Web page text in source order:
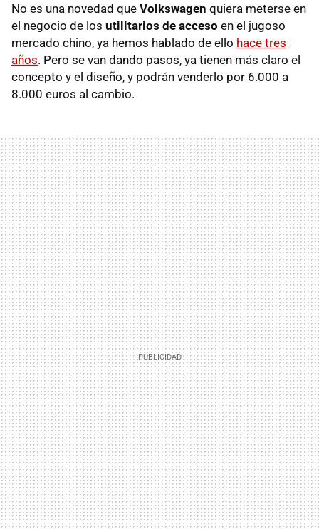
No es una novedad que Volkswagen quiera meterse en
el negocio de los utilitarios de acceso en el jugoso
mercado chino, ya hemos hablado de ello hace tres
años. Pero se van dando pasos, ya tienen más claro el
concepto y el diseño, y podrán venderlo por 6.000 a
8.000 euros al cambio.